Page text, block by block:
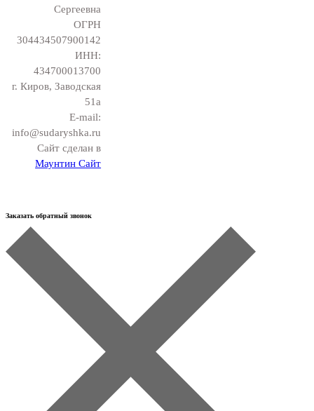
Сергеевна
ОГРН
304434507900142
ИНН:
434700013700
г. Киров, Заводская
51а
E-mail:
info@sudaryshka.ru
Сайт сделан в
Маунтин Сайт
Заказать обратный звонок